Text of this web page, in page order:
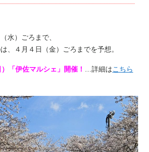
水）ごろまで、
、４月４日（金）ごろまでを予想。
「伊佐マルシェ」開催！ …詳細は こちら